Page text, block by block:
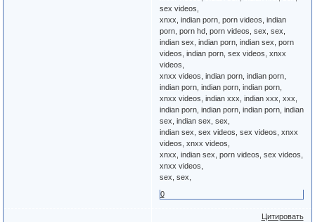
sex videos,
xnxx, indian porn, porn videos, indian
porn, porn hd, porn videos, sex, sex,
indian sex, indian porn, indian sex, porn
videos, indian porn, sex videos, xnxx
videos,
xnxx videos, indian porn, indian porn,
indian porn, indian porn, indian porn,
xnxx videos, indian xxx, indian xxx, xxx,
indian porn, indian porn, indian porn, indian
sex, indian sex, sex,
indian sex, sex videos, sex videos, xnxx
videos, xnxx videos,
xnxx, indian sex, porn videos, sex videos,
xnxx videos,
sex, sex,
0
Цитировать